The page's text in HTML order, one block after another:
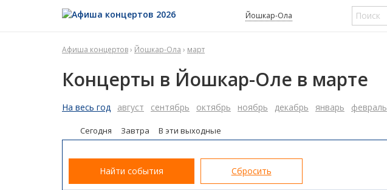
Йошкар-Ола
Афиша концертов› Йошкар-Ола › март
Концерты в Йошкар-Оле в марте
На весь год август сентябрь октябрь ноябрь декабрь январь февраль
Сегодня Завтра В эти выходные
Найти события Сбросить